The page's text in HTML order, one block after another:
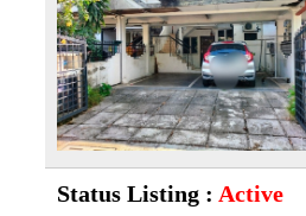
Status Listing : Active